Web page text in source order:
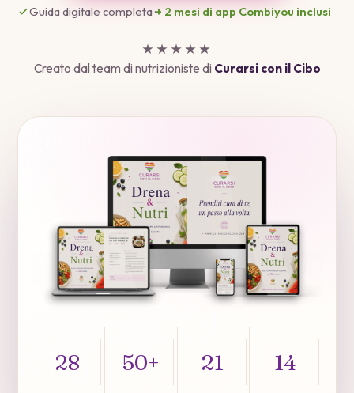
Guida digitale completa ·+ 2 mesi di app Combiyou inclusi
★★★★★
Creato dal team di nutrizioniste di Curarsi con il Cibo
28 50+ 21 14